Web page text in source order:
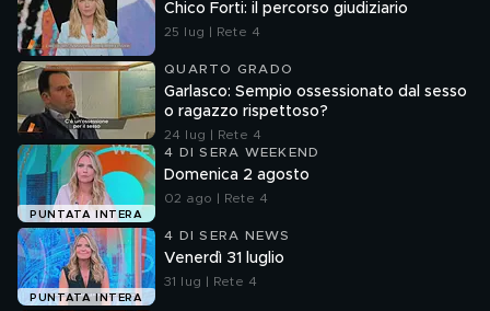
Chico Forti: il percorso giudiziario
25 lug | Rete 4
QUARTO GRADO
Garlasco: Sempio ossessionato dal sesso
o ragazzo rispettoso?
24 lug | Rete 4
PUNTATA INTERA
4 DI SERA WEEKEND
Domenica 2 agosto
02 ago | Rete 4
PUNTATA INTERA
4 DI SERA NEWS
Venerdì 31 luglio
31 lug | Rete 4